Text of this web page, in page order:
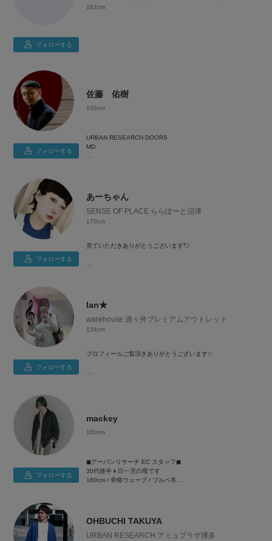
162cm
フォローする
佐藤 佑樹
166cm
フォローする
URBAN RESEARCH DOORS
MD
あーちゃん
SENSE OF PLACE ららぽーと沼津
170cm
フォローする
見ていただきありがとうございます💘
たら嬉しいです👼
お店でお待ちしております
一緒に似合うお洋服を探しましょう❣️
lan★
warehouse 酒々井プレミアムアウトレット
154cm
フォローする
プロフィールご覧頂きありがとうございます✨️
スなどが得意です🍀
骨格似合ったコーディネートや鮮やかな色味のコーディネート
など発信していきますので是非フォロー+いいね、お気に入り
登録お願いいたします⭕️☑️
mackey
160cm
フォローする
◼︎アーバンリサーチ EC スタッフ◼︎
30代後半👦🏻一児の母です
160cm / 骨格ウェーブ / ブルベ冬
OHBUCHI TAKUYA
URBAN RESEARCH アミュプラザ博多